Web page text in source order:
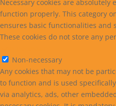
Necessary cookies are
function properly. This category
ensures basic functionalities and
These cookies do not store any
Non-necessary
Any cookies that may not be
to function and is used
via analytics, ads, other